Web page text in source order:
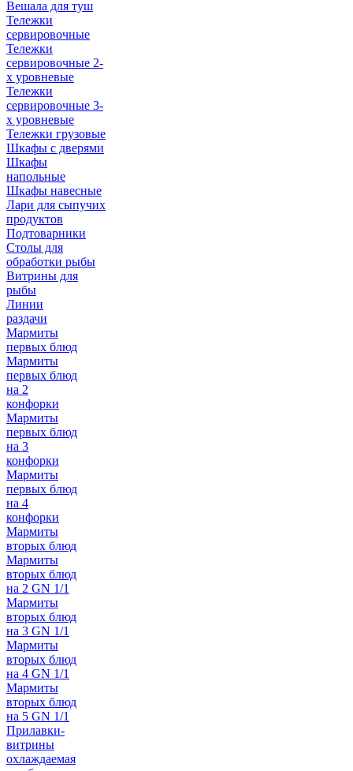
Вешала для туш
Тележки
сервировочные
Тележки
сервировочные 2-
х уровневые
Тележки
сервировочные 3-
х уровневые
Тележки грузовые
Шкафы с дверями
Шкафы
напольные
Шкафы навесные
Лари для сыпучих
продуктов
Подтоварники
Столы для
обработки рыбы
Витрины для
рыбы
Линии
раздачи
Мармиты
первых блюд
Мармиты
первых блюд
на 2
конфорки
Мармиты
первых блюд
на 3
конфорки
Мармиты
первых блюд
на 4
конфорки
Мармиты
вторых блюд
Мармиты
вторых блюд
на 2 GN 1/1
Мармиты
вторых блюд
на 3 GN 1/1
Мармиты
вторых блюд
на 4 GN 1/1
Мармиты
вторых блюд
на 5 GN 1/1
Прилавки-
витрины
охлаждаемая